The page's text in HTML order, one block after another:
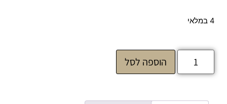
4 במלאי
הוספה לסל